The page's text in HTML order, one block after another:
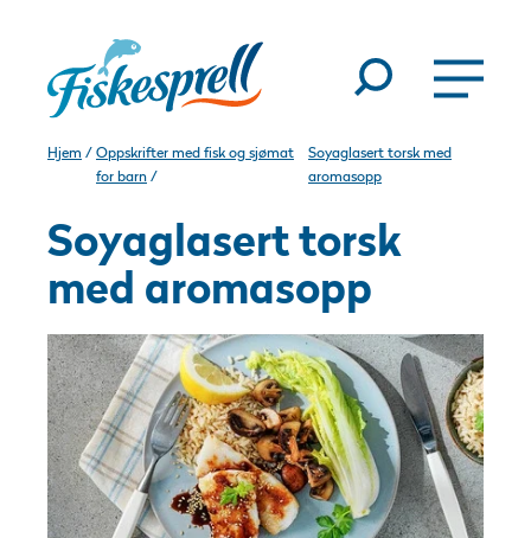
Hjem / Oppskrifter med fisk og sjømat
for barn /
Soyaglasert torsk med
aromasopp
Soyaglasert torsk
med aromasopp